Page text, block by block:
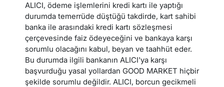
ALICI, ödeme işlemlerini kredi kartı ile yaptığı
durumda temerrüde düştüğü takdirde, kart sahibi
banka ile arasındaki kredi kartı sözleşmesi
çerçevesinde faiz ödeyeceğini ve bankaya karşı
sorumlu olacağını kabul, beyan ve taahhüt eder.
Bu durumda ilgili bankanın ALICI'ya karşı
başvurduğu yasal yollardan GOOD MARKET hiçbir
şekilde sorumlu değildir. ALICI, borcun gecikmeli